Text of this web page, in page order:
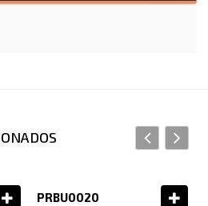
PRBU0020